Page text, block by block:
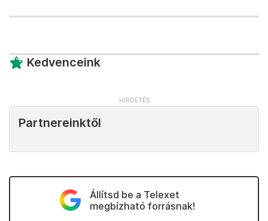
Kedvenceink
Partnereinktől
Állítsd be a Telexet
megbízható forrásnak!